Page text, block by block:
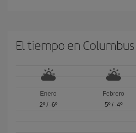
El tiempo en Columbus
Enero
2º/ -6º
Febrero
5º/ -4º